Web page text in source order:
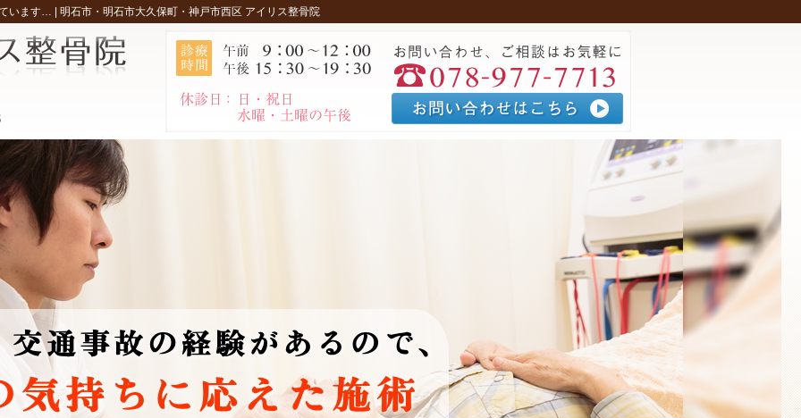
います… | 明石市・明石市大久保町・神戸市西区 アイリス整骨院